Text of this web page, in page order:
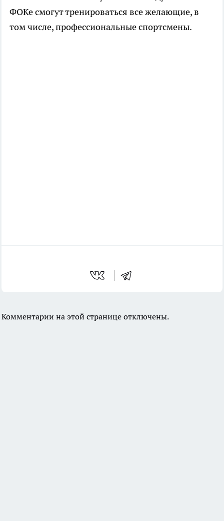
ФОКе смогут тренироваться все желающие, в
том числе, профессиональные спортсмены.
Комментарии на этой странице отключены.